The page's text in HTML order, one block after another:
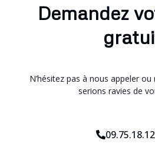
Demandez
N’hésitez pas à nous appeler
serions ravies de